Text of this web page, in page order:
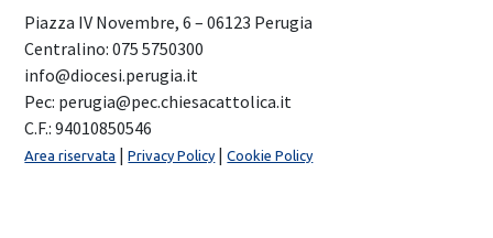
Piazza IV Novembre, 6 – 06123 Perugia
Centralino: 075 5750300
info@diocesi.perugia.it
Pec: perugia@pec.chiesacattolica.it
C.F.: 94010850546
Area riservata |Privacy Policy |Cookie Policy